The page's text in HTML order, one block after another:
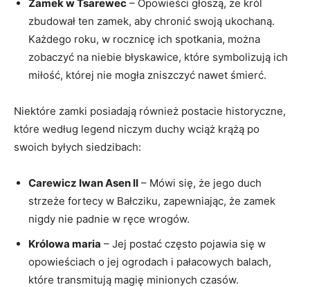
Zamek w ⁢Tsarewec – Opowieści ⁣głoszą, że​ król
zbudował ten zamek, aby ⁢chronić swoją ⁢ukochaną.
Każdego roku, w rocznicę ‌ich spotkania, można
zobaczyć na​ niebie błyskawice, ⁤które ​symbolizują ich
miłość, której nie mogła ​zniszczyć nawet śmierć.
Niektóre‍ zamki posiadają ⁢również postacie historyczne,
które według legend niczym duchy wciąż krążą po
swoich ‍byłych siedzibach:
Carewicz‍ Iwan Asen II – Mówi się, że ⁢jego duch
strzeże fortecy w Bałcziku, zapewniając, że zamek
nigdy​ nie padnie w ręce wrogów.
Królowa maria – Jej postać często pojawia się w⁣
opowieściach o jej ogrodach⁤ i⁤ pałacowych balach,‌
które transmitują magię minionych​ czasów.